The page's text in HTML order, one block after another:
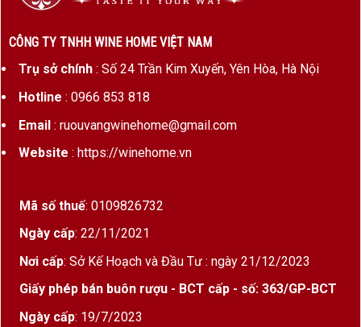
đến trải nghiệm thưởng thức thư giãn, vui vẻ và
bạn bè, tiệc gia đình hay những bữa tối nhẹ nhàng.
Galasso Le Novelle Della Pescara được sản xuất
bởi Ettore Galasso
đời tại Abruzzo. Nhà làm vang luôn theo đuổi triết
lý kết hợp giữa truyền thống và phong cách hiện
Điều này giúp sản phẩm trở thành lựa chọn phổ
biến không chỉ tại Italia mà còn ở nhiều thị trường
quốc tế.
Điểm hấp dẫn của chai vang này còn nằm ở nồng
độ cồn chỉ10% , thấp hơn khá nhiều so với đa số
CÔNG TY TNHH WINE HOME VIỆT NAM
Trụ sở chính: Số 24 Trần Kim Xuyến, Yên Hòa, Hà Nội
Hotline : 0966 853 818
Email: ruouvangwinehome@gmail.com
Website : https://winehome.vn
Mã số thuế: 0109826732
Ngày cấp: 22/11/2021
Nơi cấp: Sở Kế Hoạch và Đầu Tư : ngày 21/12/2023
Giấy phép bán buôn rượu - BCT cấp - số: 363/GP-BCT
Ngày cấp: 19/7/2023